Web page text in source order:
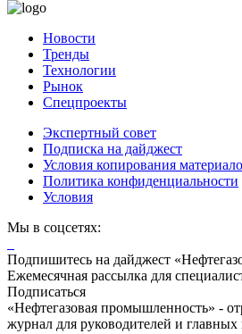
Новости
Тренды
Технологии
Рынок
Спецпроекты
Экспертный совет
Подписка на дайджест
Условия копирования
Политика конфиденциальности
Условия
Мы в соцсетях:
Подпишитесь на дайджест
Ежемесячная рассылка для
Подписаться
«Нефтегазовая промышленность» -
журнал для руководителей и